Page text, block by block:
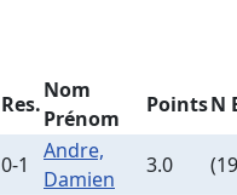
Res.
Nom
Prénom
PointsN
0-1
Andre,
Damien
3.0